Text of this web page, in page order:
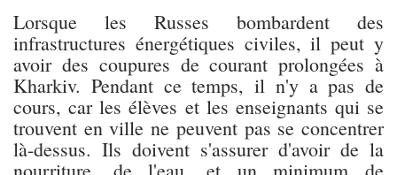
Lorsque les Russes bombardent des
infrastructures énergétiques civiles, il peut y
avoir des coupures de courant prolongées à
Kharkiv. Pendant ce temps, il n'y a pas de
cours, car les élèves et les enseignants qui se
trouvent en ville ne peuvent pas se concentrer
là-dessus. Ils doivent s'assurer d'avoir de la